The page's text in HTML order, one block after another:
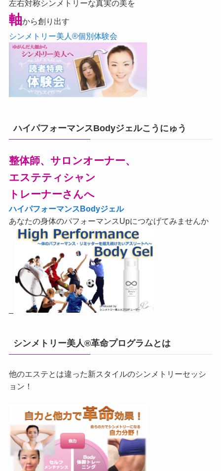
左右対称シンメトリーな真実の美を
軸から創り出す
シンメトリー美人®個別体験会
ハイパフォーマンスBodyジェルこうにゅう
整体師、サロンオーナー、
エステティシャン
トレーナーさんへ
ハイパフォーマンスBodyジェル
あなたの身体のパフォーマンスUpにつなげてみませんか
シンメトリー美人®革命プログラムとは
他のエステとは違った新スタイルのシンメトリーセッシ
ョン！